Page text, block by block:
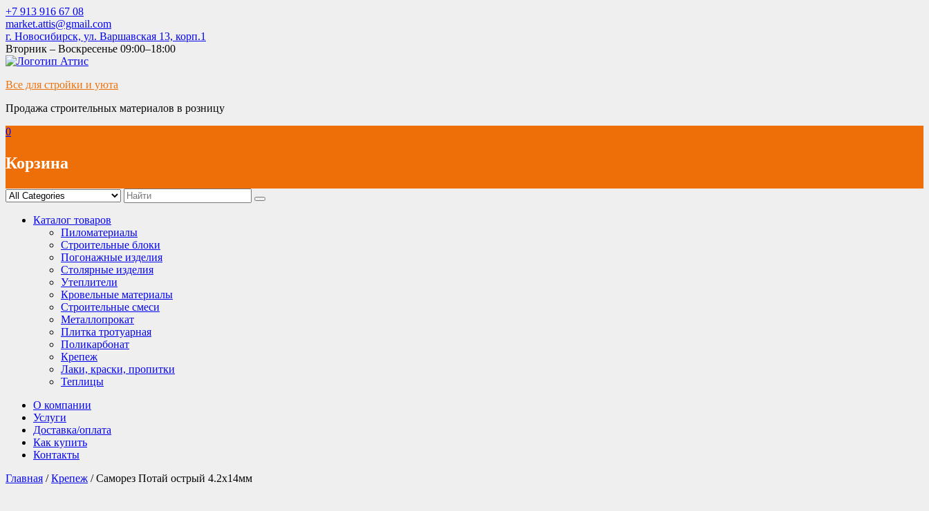
Skip
to
content
+7 913 916 67 08
market.attis@gmail.com
г. Новосибирск, ул. Варшавская 13, корп.1
Вторник – Воскресенье 09:00–18:00
Все для стройки и уюта
Продажа строительных материалов в розницу
0
Корзина
Каталог товаров
Пиломатериалы
Строительные блоки
Погонажные изделия
Столярные изделия
Утеплители
Кровельные материалы
Строительные смеси
Металлопрокат
Плитка тротуарная
Поликарбонат
Крепеж
Лаки, краски, пропитки
Теплицы
О компании
Услуги
Доставка/оплата
Как купить
Контакты
Главная /Крепеж / Саморез Потай острый 4.2х14мм